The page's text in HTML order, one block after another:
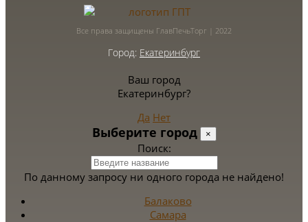
Все права защищены ГлавПечьТорг | 2022
Город: Екатеринбург
Ваш город
Екатеринбург?
Да Нет
Выберите город ×
Поиск:
По данному запросу ни одного города не найдено!
Балаково
Самара